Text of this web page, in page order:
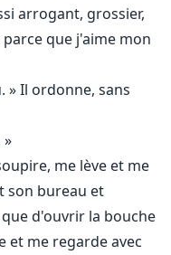
soumise. Comment
ni désir de
moi car je
en dehors du
chose dont je
qui m'ouvrirait un
arrogant, grossier,
que j'aime mon
» Il ordonne, sans
»
me lève et me
son bureau et
d'ouvrir la bouche
et me regarde avec